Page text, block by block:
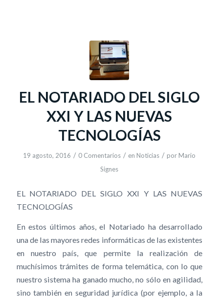
EL NOTARIADO DEL SIGLO
XXI Y LAS NUEVAS
TECNOLOGÍAS
19 agosto, 2016 / 0 Comentarios / en Noticias / por Mario
Signes
EL NOTARIADO DEL SIGLO XXI Y LAS NUEVAS
TECNOLOGÍAS
En estos últimos años, el Notariado ha desarrollado
una de las mayores redes informáticas de las existentes
en nuestro país, que permite la realización de
muchísimos trámites de forma telemática, con lo que
nuestro sistema ha ganado mucho, no sólo en agilidad,
sino también en seguridad jurídica (por ejemplo, a la